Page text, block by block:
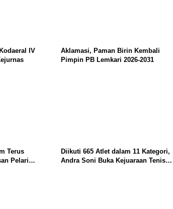
IV
Aklamasi, Paman Birin Kembali
Pimpin PB Lemkari 2026-2031
Terus
Pelari
Diikuti 665 Atlet dalam 11 Kategori,
Andra Soni Buka Kejuaraan Tenis